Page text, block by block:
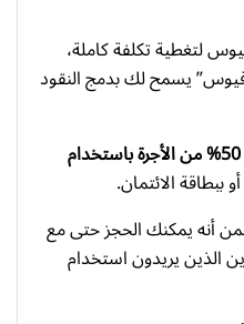
لتغطية تكلفة كاملة،
يسمح لك بدمج النقود
حد أدنى 50% من الأجرة باستخدام
ببطاقة الائتمان.
أنه يمكنك الحجز حتى مع
الذين يريدون استخدام